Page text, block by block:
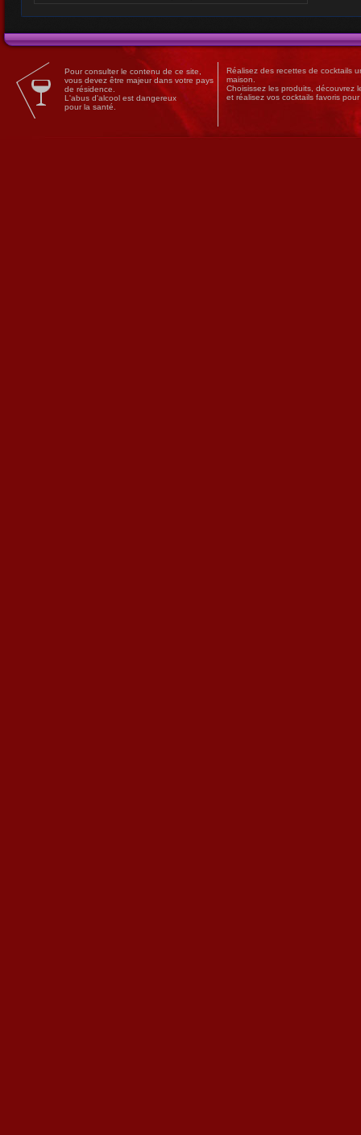
Pour consulter le contenu de ce site,
vous devez être majeur dans votre pays
de résidence.
L'abus d'alcool est dangereux
pour la santé.
Réalisez des recettes de cocktails
maison.
Choisissez les produits, découvrez
et réalisez vos cocktails favoris